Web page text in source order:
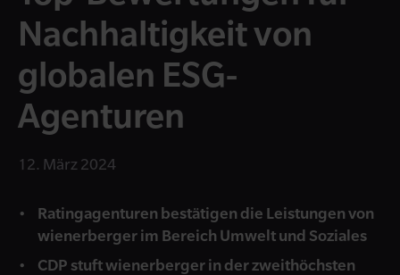
Nachhaltigkeit von
globalen ESG-
Agenturen
12. März 2024
Ratingagenturen bestätigen die Leistungen von
wienerberger im Bereich Umwelt und Soziales
CDP stuft wienerberger in der zweithöchsten